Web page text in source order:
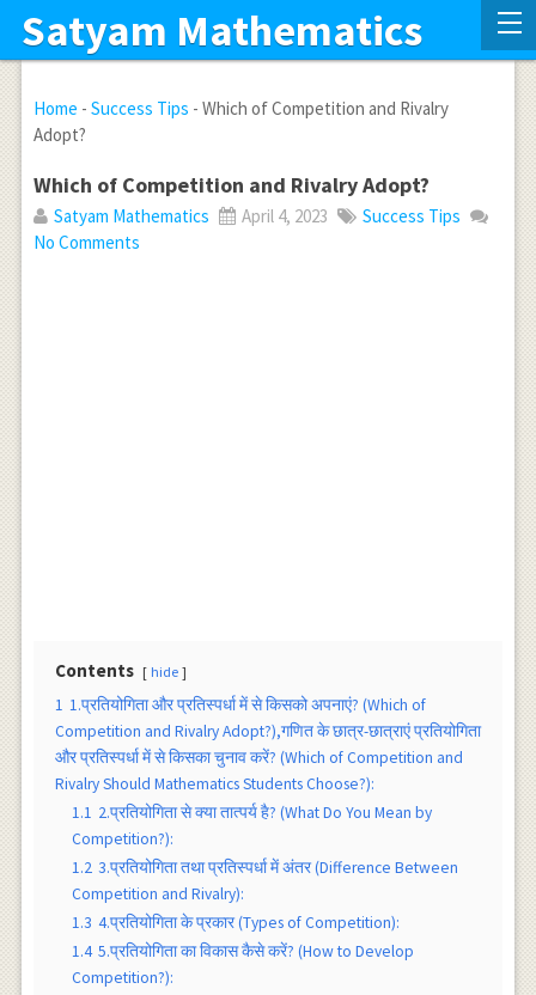
Satyam Mathematics
Home - Success Tips - Which of Competition and Rivalry
Adopt?
Which of Competition and Rivalry Adopt?
Satyam Mathematics April 4, 2023
Success Tips
No Comments
Contents hide
1 1.प्रतियोगिता और प्रतिस्पर्धा में से किसको अपनाएं? (Which of
Competition and Rivalry Adopt?),गणित के छात्र-छात्राएं प्रतियोगिता
और प्रतिस्पर्धा में से किसका चुनाव करें? (Which of Competition and
Rivalry Should Mathematics Students Choose?):
1.1 2.प्रतियोगिता से क्या तात्पर्य है? (What Do You Mean by
Competition?):
1.2 3.प्रतियोगिता तथा प्रतिस्पर्धा में अंतर (Difference Between
Competition and Rivalry):
1.3 4.प्रतियोगिता के प्रकार (Types of Competition):
1.4 5.प्रतियोगिता का विकास कैसे करें? (How to Develop
Competition?):